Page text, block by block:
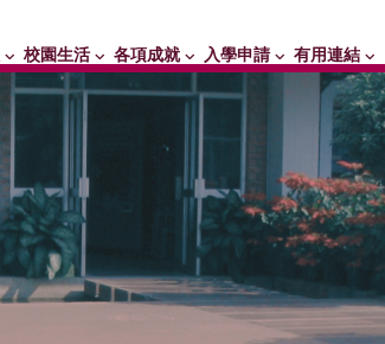
校園生活 各項成就 入學申請 有用連結